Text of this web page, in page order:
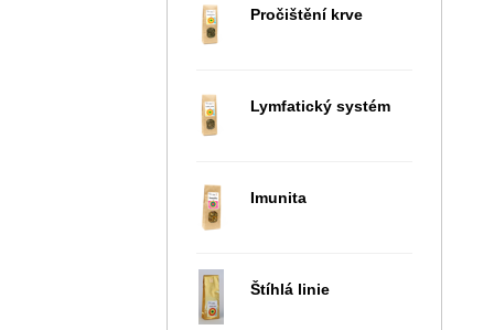
Pročištění krve
Lymfatický systém
Imunita
Štíhlá linie